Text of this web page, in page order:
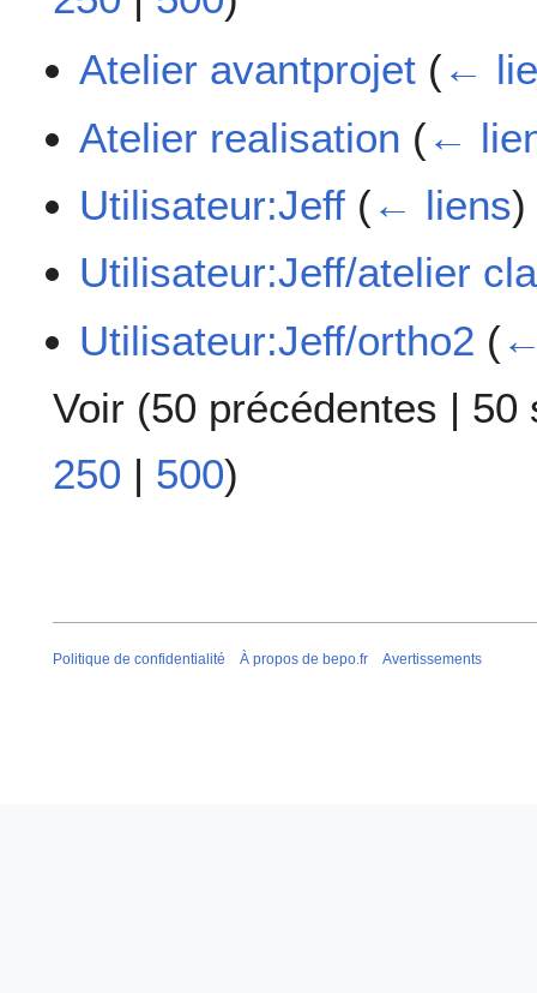
Atelier avantprojet (←
Atelier realisation (←
Utilisateur:Jeff (← liens)
Utilisateur:Jeff/atelier
Utilisateur:Jeff/ortho2 (
Voir (50 précédentes | 50
250 | 500)
Politique de confidentialité À propos de bepo.fr Avertissements